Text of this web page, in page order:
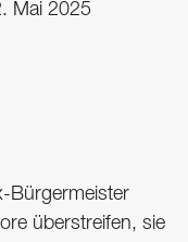
Mai 2025
Bürgermeister
überstreifen, sie